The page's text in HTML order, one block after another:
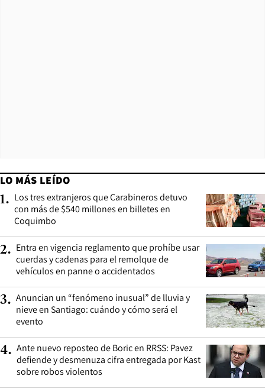
LO MÁS LEÍDO
1. Los tres extranjeros que Carabineros detuvo
con más de $540 millones en billetes en
Coquimbo
2. Entra en vigencia reglamento que prohíbe usar
cuerdas y cadenas para el remolque de
vehículos en panne o accidentados
3. Anuncian un “fenómeno inusual” de lluvia y
nieve en Santiago: cuándo y cómo será el
evento
4. Ante nuevo reposteo de Boric en RRSS: Pavez
defiende y desmenuza cifra entregada por Kast
sobre robos violentos